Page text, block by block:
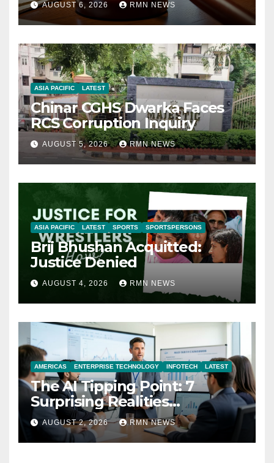
AUGUST 6, 2026 RMN NEWS
ASIA PACIFIC LATEST
Chinar CGHS Dwarka Faces
RCS Corruption Inquiry
AUGUST 5, 2026 RMN NEWS
ASIA PACIFIC LATEST SPORTS SPORTSPERSONS
Brij Bhushan Acquitted:
Justice Denied
AUGUST 4, 2026 RMN NEWS
AMERICAS ENTERPRISE TECHNOLOGY INFOTECH LATEST
The AI Tipping Point: 7
Surprising Realities
Reshaping the Modern
Economy
AUGUST 2, 2026 RMN NEWS